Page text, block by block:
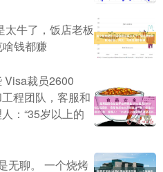
太牛了，饭店老板
钱都赚
Visa裁员2600
程团队，客服和
：“35岁以上的
无聊。 一个烧烤